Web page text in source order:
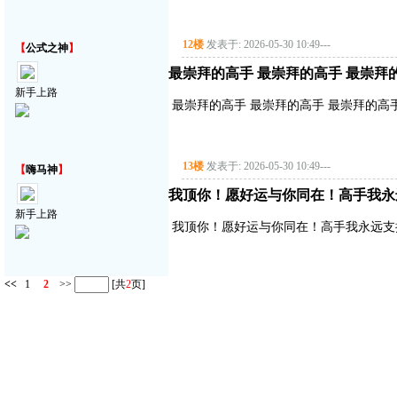
【公式之神】
新手上路
12楼 发表于: 2026-05-30 10:49---
最崇拜的高手 最崇拜的高手 最崇拜
最崇拜的高手 最崇拜的高手 最崇拜的高
【嗨马神】
新手上路
13楼 发表于: 2026-05-30 10:49---
我顶你！愿好运与你同在！高手我
我顶你！愿好运与你同在！高手我永远
<< 1 2 >> [共2页]